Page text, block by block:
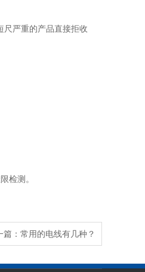
尺严重的产品直接拒收
检测。
篇： 常用的电线有几种？